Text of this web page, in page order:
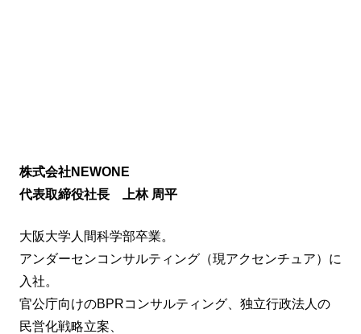
株式会社NEWONE
代表取締役社長 上林 周平
大阪大学人間科学部卒業。
アンダーセンコンサルティング（現アクセンチュア）に
入社。
官公庁向けのBPRコンサルティング、独立行政法人の
民営化戦略立案、